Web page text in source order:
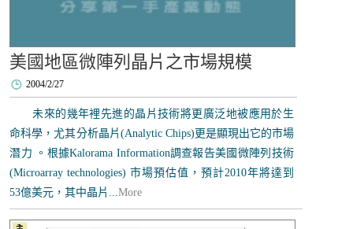
美國地區微陣列晶片之市場規模
2004/2/27
未來的幾年裡先進的晶片技術將更廣泛地被應用於生
命科學，尤其分析晶片(Analytic Chips)更是顯現出它的市場
潛力 。根據Kalorama Information調查報告美國微陣列技術
(Microarray technologies) 市場預估值，預計2010年將達到
53億美元，其中晶片...More